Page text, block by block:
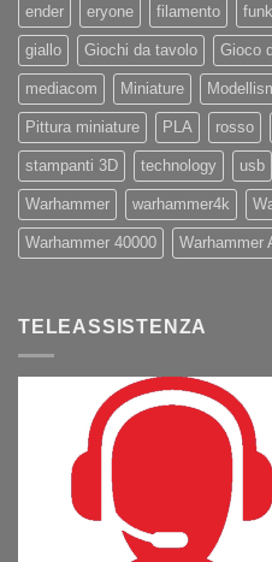
ender eryone filamento
giallo Giochi da tavolo Gioco
mediacom Miniature
Pittura miniature PLA rosso
stampanti 3D technology usb
Warhammer warhammer4k
Warhammer 40000 Warhammer
TELEASSISTENZA